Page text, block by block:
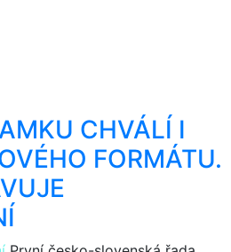
CHVÁLÍ I
FORMÁTU.